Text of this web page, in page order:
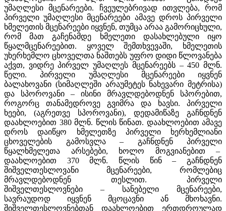
უმაღლესი მცენარეები. ჩვეულებრივად ითვლება, რომ
პირველი უმაღლესი მცენარეები ამავე დროს პირველი
ხმელეთის მცენარეები იყვნენ, თუმცა არაა გამორიცხული,
რომ მათ გაჩენამდე ხმელეთი დასახლებული იყო
წყალმცენარეებით. ყოველ შემთხვევაში, ხმელეთის
უხერხემლო ცხოველთა ნაშთებს უფრო დიდი წლოვანება
აქვთ, ვიდრე პირველ უმაღლეს მცენარეებს – 450 მლნ.
წელი. პირველი უმაღლესი მცენარეები იყვნენ
ბალახოვანი (სიმაღლეში არაუმეტეს ნახევარი მეტრისა)
და სპოროვანი – ისინი მრავლდებოდნენ სპორებით,
როგორც თანამედროვე გვიმრა და ხავსი. პირველი
ხეები, (აგრეთვე სპოროვანი), დედამიწაზე გაჩნდნენ
დაახლოებით 380 მლნ. წლის წინათ. დაახლოებით ამავე
დროს დაიწყო ხმელეთზე პირველი ხერხემლიანი
ცხოველების გამოსვლა – გაჩნდნენ პირველი
წყალხმელეთა არსებები, ხოლო მოგვიანებით –
დაახლოებით 370 მლნ. წლის წინ – გაჩნდნენ
შიშველთესლოვანი მცენარეები, რომლებიც
მრავლდებოდნენ თესლით. პირველი
შიშველთესლოვნები – სანებელი მცენარეები,
სავრაუდოდ იყვნენ მცოცავნი ან მხოხავნი.
შიშველთესლოვნებთან დაახლოებით ერთდროულად